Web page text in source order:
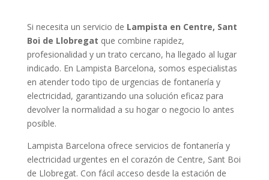
Si necesita un servicio de Lampista en Centre, Sant
Boi de Llobregat que combine rapidez,
profesionalidad y un trato cercano, ha llegado al lugar
indicado. En Lampista Barcelona, somos especialistas
en atender todo tipo de urgencias de fontanería y
electricidad, garantizando una solución eficaz para
devolver la normalidad a su hogar o negocio lo antes
posible.
Lampista Barcelona ofrece servicios de fontanería y
electricidad urgentes en el corazón de Centre, Sant Boi
de Llobregat. Con fácil acceso desde la estación de